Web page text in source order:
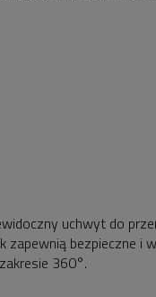
uchwyt do
bezpieczne i
360°.